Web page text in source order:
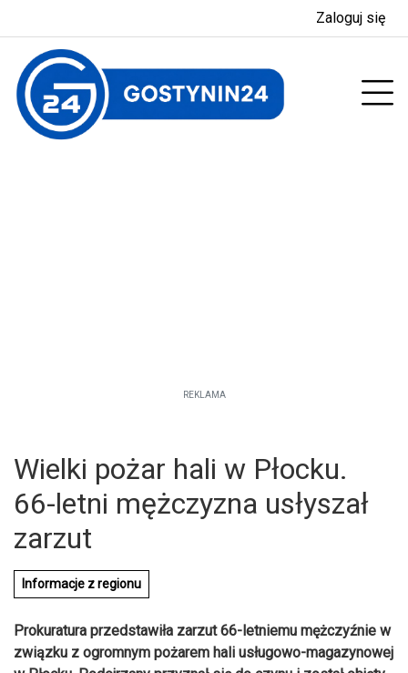
Zaloguj się
REKLAMA
Wielki pożar hali w Płocku.
66-letni mężczyzna usłyszał
zarzut
Informacje z regionu
Prokuratura przedstawiła zarzut 66-letniemu mężczyźnie w
związku z ogromnym pożarem hali usługowo-magazynowej